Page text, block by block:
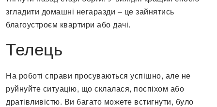
згладити домашні негаразди – це зайнятись
благоустроєм квартири або дачі.
Телець
На роботі справи просуваються успішно, але не
руйнуйте ситуацію, що склалася, поспіхом або
дратівливістю. Ви багато можете встигнути, було